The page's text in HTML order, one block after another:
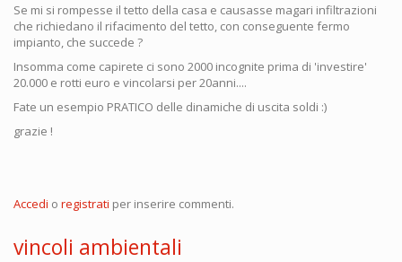
Se mi si rompesse il tetto della casa e causasse magari infiltrazioni
che richiedano il rifacimento del tetto, con conseguente fermo
impianto, che succede ?
Insomma come capirete ci sono 2000 incognite prima di 'investire'
20.000 e rotti euro e vincolarsi per 20anni....
Fate un esempio PRATICO delle dinamiche di uscita soldi :)
grazie !
Accedi o registrati per inserire commenti.
vincoli ambientali